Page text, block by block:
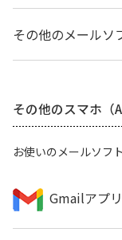
その他のメールソ
その他のスマホ（
お使いのメールソフ
Gmailアプリ